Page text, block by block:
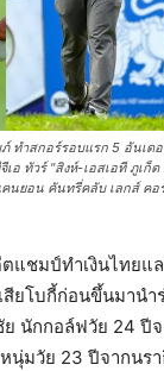
ทำสกอร์รอบแรก 5 อันเด
ทัวร์ "สิงห์-เอสเอที ภูเก็ต
ยอน คันทรี่คลับ เลกส์ คอร์
ชมป์ทำเงินไทยแล
สียโบกี้ก่อนขึ้นมาน
นักกอล์ฟวัย 24 ปี
มวัย 23 ปีจากนรา